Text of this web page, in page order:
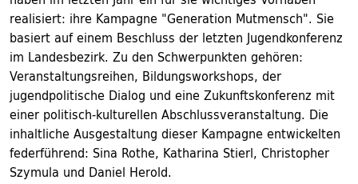
realisiert: ihre Kampagne "Generation Mutmensch". Sie
basiert auf einem Beschluss der letzten Jugendkonferenz
im Landesbezirk. Zu den Schwerpunkten gehören:
Veranstaltungsreihen, Bildungsworkshops, der
jugendpolitische Dialog und eine Zukunftskonferenz mit
einer politisch-kulturellen Abschlussveranstaltung. Die
inhaltliche Ausgestaltung dieser Kampagne entwickelten
federführend: Sina Rothe, Katharina Stierl, Christopher
Szymula und Daniel Herold.